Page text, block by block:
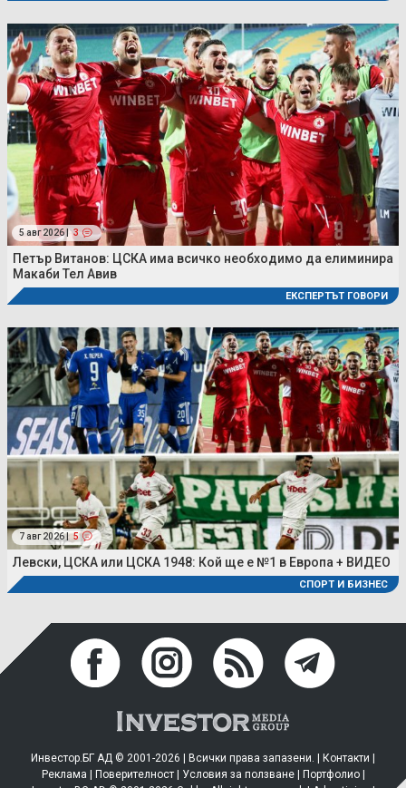
5 авг 2026 | 3
Петър Витанов: ЦСКА има всичко необходимо да елиминира
Макаби Тел Авив
ЕКСПЕРТЪТ ГОВОРИ
7 авг 2026 | 5
Левски, ЦСКА или ЦСКА 1948: Кой ще е №1 в Европа + ВИДЕО
СПОРТ И БИЗНЕС
Инвестор.БГ АД © 2001-2026 | Всички права запазени. | Контакти |
Реклама | Поверителност| Условия за ползване| Портфолио|